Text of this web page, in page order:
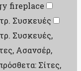
fireplace
Συσκευές
Συσκευές,
Ασανσέρ,
Σίτες,